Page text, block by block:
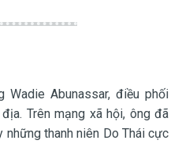
Abunassar, điều phối
Trên mạng xã hội, ông đã
những thanh niên Do Thái cực